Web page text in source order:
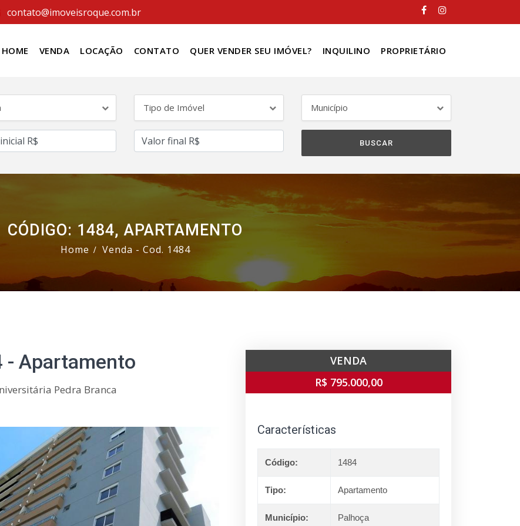
contato@imoveisroque.com.br
HOME VENDA LOCAÇÃO CONTATO QUER VENDER SEU IMÓVEL? INQUILINO PROPRIETÁRIO
Tipo de Imóvel Município
CÓDIGO: 1484, APARTAMENTO
Home Venda - Cod. 1484
- Apartamento
Pedra Branca
VENDA
R$ 795.000,00
Características
Código: 1484
Tipo: Apartamento
Município: Palhoça